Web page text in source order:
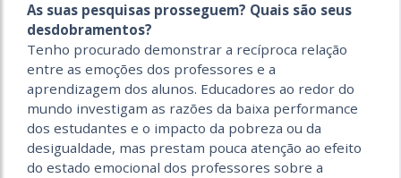
As suas pesquisas prosseguem? Quais são seus
desdobramentos?
Tenho procurado demonstrar a recíproca relação
entre as emoções dos professores e a
aprendizagem dos alunos. Educadores ao redor do
mundo investigam as razões da baixa performance
dos estudantes e o impacto da pobreza ou da
desigualdade, mas prestam pouca atenção ao efeito
do estado emocional dos professores sobre a